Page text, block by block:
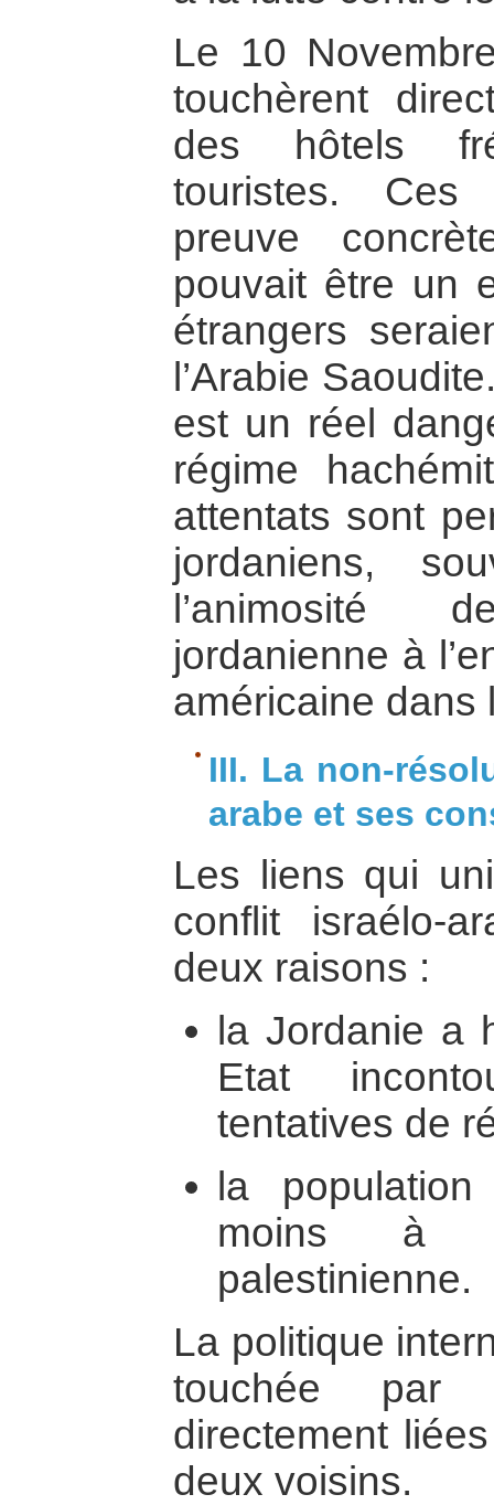
Le 10
touchèrent
des hôtels
touristes.
preuve
pouvait être un
étrangers
l’Arabie
est un réel
régime
attentats sont
jordaniens,
l’animosité
jordanienne à
américaine dans
III. La non-
arabe et ses
Les liens qui
conflit israélo-
deux raisons :
la Jordanie a
Etat
tentatives de
la
moins à
palestinienne.
La politique
touchée par
directement
deux voisins.